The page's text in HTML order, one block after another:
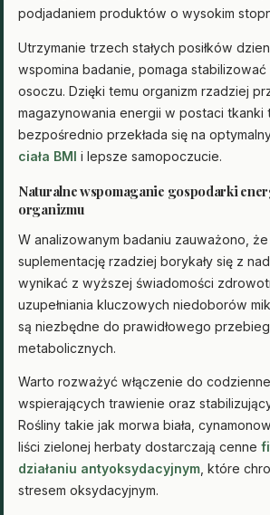
podjadaniem produktów o wysokim
Utrzymanie trzech stałych posiłków
wspomina badanie, pomaga stabilizować
osoczu. Dzięki temu organizm rzadziej
magazynowania energii w postaci tkanki
bezpośrednio przekłada się na
ciała BMI i lepsze samopoczucie.
Naturalne wspomaganie gospodarki
organizmu
W analizowanym badaniu zauważono,
suplementację rzadziej borykały się z
wynikać z wyższej świadomości
uzupełniania kluczowych niedoborów
są niezbędne do prawidłowego
metabolicznych.
Warto rozważyć włączenie do
wspierających trawienie oraz
Rośliny takie jak morwa biała,
liści zielonej herbaty dostarczają cenne
działaniu antyoksydacyjnym , które
stresem oksydacyjnym.